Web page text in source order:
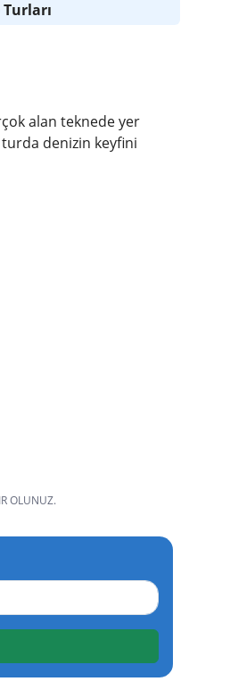
alan teknede yer
denizin keyfini
OLUNUZ.